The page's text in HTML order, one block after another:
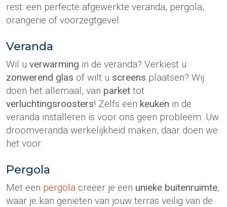
rest: een perfecte afgewerkte veranda, pergola,
orangerie of voorzegtgevel.
Veranda
Wil u verwarming in de veranda? Verkiest u
zonwerend glas of wilt u screens plaatsen? Wij
doen het allemaal, van parket tot
verluchtingsroosters! Zelfs een keuken in de
veranda installeren is voor ons geen probleem. Uw
droomveranda werkelijkheid maken, daar doen we
het voor.
Pergola
Met een pergola creëer je een unieke buitenruimte,
waar je kan genieten van jouw terras veilig van de